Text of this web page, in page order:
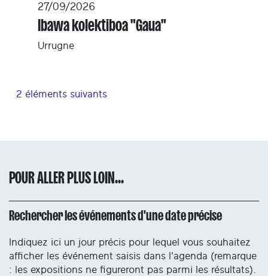
27/09/2026
Ibawa kolektiboa "Gaua"
Urrugne
2 éléments suivants
POUR ALLER PLUS LOIN...
Rechercher les événements d'une date précise
Indiquez ici un jour précis pour lequel vous souhaitez
afficher les événement saisis dans l'agenda (remarque
: les expositions ne figureront pas parmi les résultats).